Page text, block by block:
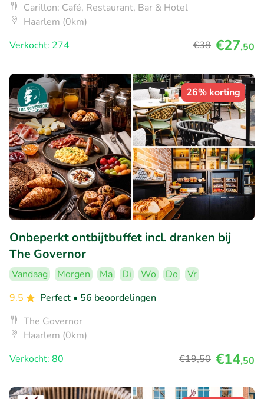
Carillon: Café, Restaurant, Bar & Hotel
Haarlem (0km)
Verkocht: 274
€38 €27,50
26% korting
Onbeperkt ontbijtbuffet incl. dranken bij
The Governor
Vandaag Morgen Ma Di Wo Do
Vr
9.5
Perfect • 56 beoordelingen
The Governor
Haarlem (0km)
Verkocht: 80
€19,50 €14,50